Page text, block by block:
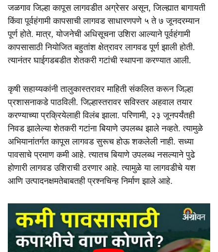
जळगाव जिल्हा कापूस लागवडीत अग्रेसर असून, जिल्ह्यात बागायती
किंवा पूर्वहंगामी कापसाची लागवड साधारणपणे ५ ते ७ जूनदरम्यान
पूर्ण होते. मात्र, योजनेची अधिसूचना उशिरा आल्याने पूर्वहंगामी
कापसासाठी नियोजित बहुतांश क्षेत्रावर लागवड पूर्ण झाली होती.
त्यानंतर घाईगडबडीत शेतकरी गटांची स्थापना करण्यात आली.
कृषी सहाय्यकांनी तालुकास्तरावर माहिती संकलित करून जिल्हा
प्रशासनाकडे पाठविली. जिल्हास्तरावर सविस्तर अहवाल तयार
करण्याच्या प्रक्रियेलाही विलंब झाला. परिणामी, २३ जूनपर्यंतही
निवड झालेल्या शेतकरी गटांना बियाणे उपलब्ध झाले नव्हते. त्यामुळे
अभियानांतर्गत कापूस लागवड सुरूच होऊ शकलेली नाही. सध्या
पावसाचे प्रमाण कमी आहे. त्यातच बियाणे उपलब्ध नसल्याने पुढे
होणारी लागवड उशिराची ठरणार आहे. त्यामुळे या लागवडीचे यश
आणि उत्पादनक्षमतेबाबतही प्रश्नचिन्ह निर्माण झाले आहे.